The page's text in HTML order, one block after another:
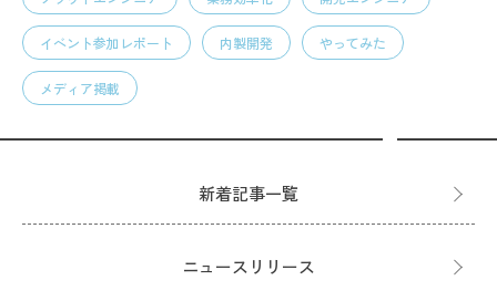
イベント参加レポート 内製開発 やってみた
メディア掲載
新着記事一覧
ニュースリリース